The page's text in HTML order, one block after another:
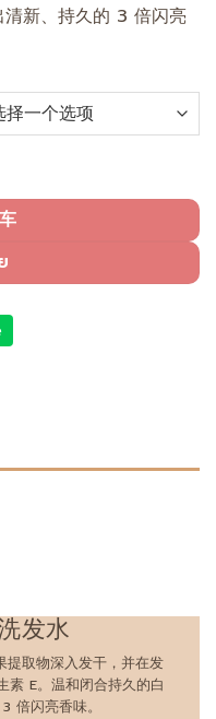
为：
清新、持久的 3 倍闪亮
(Copy) (Copy) (Copy)
发水
提取物深入发干，并在发
素 E。温和闭合持久的白
倍闪亮香味。